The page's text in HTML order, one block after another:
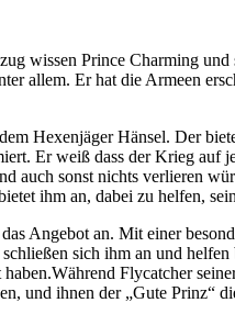
wissen Prince Charming
allem. Er hat die Armeen
Hexenjäger Hänsel. Der
Er weiß dass der Krieg auf
auch sonst nichts verlieren
ihm an, dabei zu helfen,
Angebot an. Mit einer
sich ihm an und
Flycatcher
und ihnen der „Gute Prinz“